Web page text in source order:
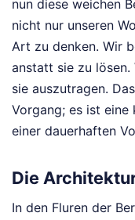
nun diese weichen
nicht nur unseren
Art zu denken. Wir
anstatt sie zu
sie auszutragen.
Vorgang; es ist eine
einer dauerhaften
Die
In den Fluren der